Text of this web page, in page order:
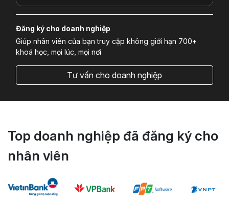
Đăng ký cho doanh nghiệp
Giúp nhân viên của bạn truy cập không giới hạn 700+
khoá học, mọi lúc, mọi nơi
Tư vấn cho doanh nghiệp
Top doanh nghiệp đã đăng ký cho
nhân viên